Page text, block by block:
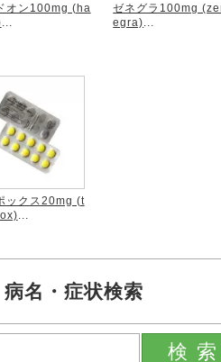
オン100mg (ha
ゼネグラ100mg
egra)
ックス20mg (t
病名・症状検索
検